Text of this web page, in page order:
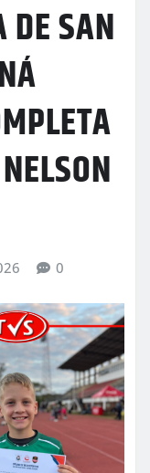
DE SAN
0